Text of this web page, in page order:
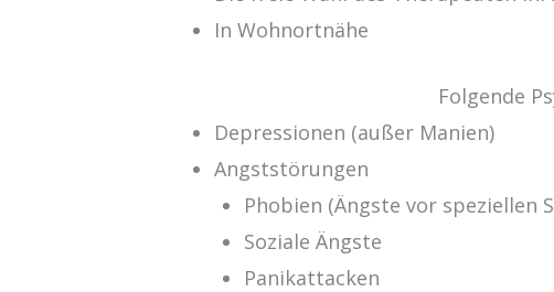
In Wohnortnähe
Folgende
Depressionen (außer Manien)
Angststörungen
Phobien (Ängste vor speziellen
Soziale Ängste
Panikattacken